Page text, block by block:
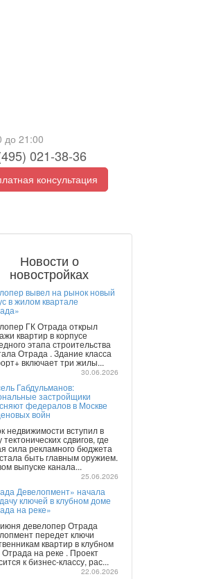
до 21:00
021-38-36
консультация
Новости о
новостройках
вывел на рынок новый
в жилом квартале
ГК Отрада открыл
квартир в корпусе
этапа строительства
Отрада . Здание класса
включает три жилы...
30.06.2026
Габдульманов:
застройщики
федералов в Москве
войн
недвижимости вступил в
тектонических сдвигов, где
сила рекламного бюджета
быть главным оружием.
выпуске канала...
25.06.2026
Девелопмент» начала
ключей в клубном доме
на реке»
девелопер Отрада
передет ключи
квартир в клубном
на реке . Проект
к бизнес-классу, рас...
22.06.2026